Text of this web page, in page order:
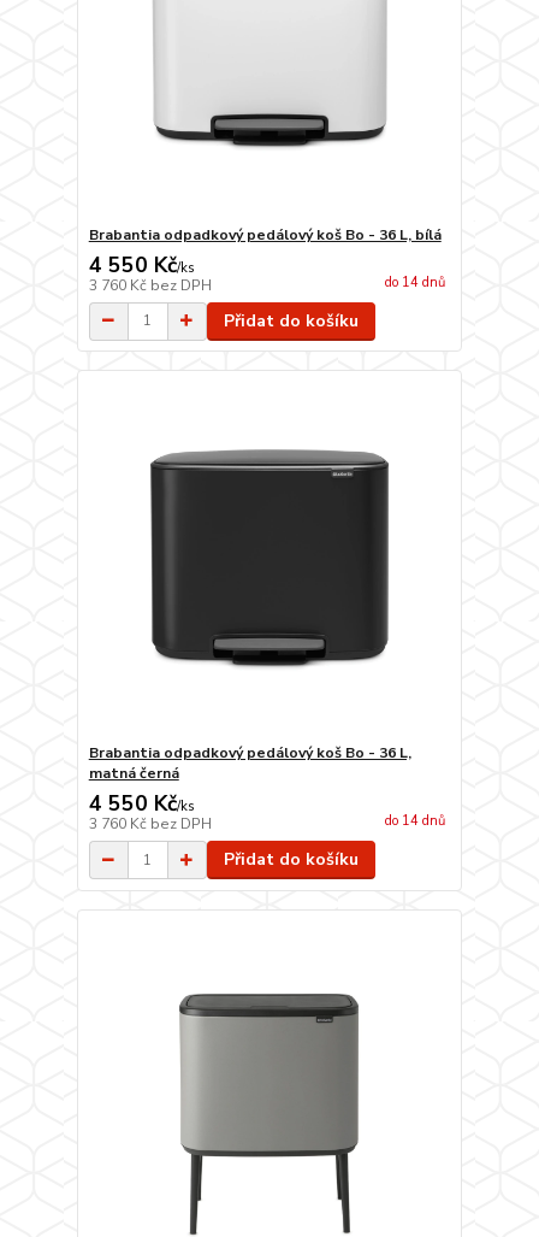
Brabantia odpadkový pedálový koš Bo - 36 L, bílá
4 550 Kč/ks
3 760 Kč bez DPH do 14 dnů
Přidat do košíku
Brabantia odpadkový pedálový koš Bo - 36 L,
matná černá
4 550 Kč/ks
3 760 Kč bez DPH do 14 dnů
Přidat do košíku